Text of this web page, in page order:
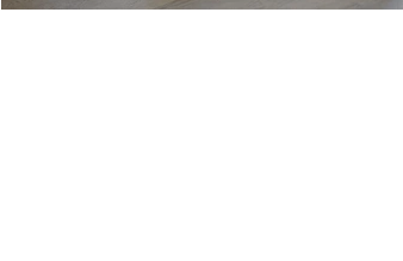
Tefekkür objesi